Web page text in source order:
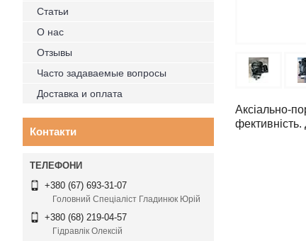
Аксіально-
Статьи
О нас
Отзывы
Часто задаваемые вопросы
Доставка и оплата
Контакти
+380 (67) 693-31-07
Головний Спеціаліст Гладинюк Юрій
+380 (68) 219-04-57
Гідравлік Олексій